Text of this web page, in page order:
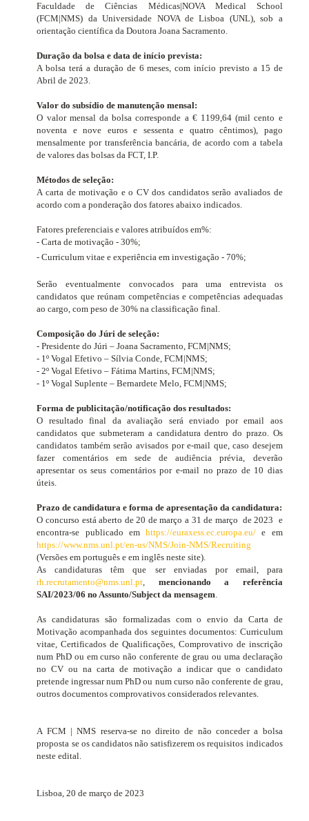
Faculdade de Ciências Médicas|NOVA Medical School
(FCM|NMS) da Universidade NOVA de Lisboa (UNL), sob a
orientação científica da Doutora Joana Sacramento.
Duração da bolsa e data de início prevista:
A bolsa terá a duração de 6 meses, com início previsto a 15 de
Abril de 2023.
Valor do subsídio de manutenção mensal:
O valor mensal da bolsa corresponde a € 1199,64 (mil cento e
noventa e nove euros e sessenta e quatro cêntimos), pago
mensalmente por transferência bancária, de acordo com a tabela
de valores das bolsas da FCT, I.P.
Métodos de seleção:
A carta de motivação e o CV dos candidatos serão avaliados de
acordo com a ponderação dos fatores abaixo indicados.
Fatores preferenciais e valores atribuídos em%:
- Carta de motivação - 30%;
- Curriculum vitae e experiência em investigação - 70%;
Serão eventualmente convocados para uma entrevista os
candidatos que reúnam competências e competências adequadas
ao cargo, com peso de 30% na classificação final.
Composição do Júri de seleção:
- Presidente do Júri – Joana Sacramento, FCM|NMS;
- 1º Vogal Efetivo – Sílvia Conde, FCM|NMS;
- 2º Vogal Efetivo – Fátima Martins, FCM|NMS;
- 1º Vogal Suplente – Bernardete Melo, FCM|NMS;
Forma de publicitação/notificação dos resultados:
O resultado final da avaliação será enviado por email aos
candidatos que submeteram a candidatura dentro do prazo. Os
candidatos também serão avisados ​​por e-mail que, caso desejem
fazer comentários em sede de audiência prévia, deverão
apresentar os seus comentários por e-mail no prazo de 10 dias
úteis.
Prazo de candidatura e forma de apresentação da candidatura:
O concurso está aberto de 20 de março a 31 de março de 2023 e
encontra-se publicado emhttps://euraxess.ec.europa.eu/ e em
https://www.nms.unl.pt/en-us/NMS/Join-NMS/Recruiting
(Versões em português e em inglês neste site).
As candidaturas têm que ser enviadas por email, para
rh.recrutamento@nms.unl.pt, mencionando a referência
SAI/2023/06 no Assunto/Subject da mensagem.
As candidaturas são formalizadas com o envio da Carta de
Motivação acompanhada dos seguintes documentos: Curriculum
vitae, Certificados de Qualificações, Comprovativo de inscrição
num PhD ou em curso não conferente de grau ou uma declaração
no CV ou na carta de motivação a indicar que o candidato
pretende ingressar num PhD ou num curso não conferente de grau,
outros documentos comprovativos considerados relevantes.
A FCM | NMS reserva-se no direito de não conceder a bolsa
proposta se os candidatos não satisfizerem os requisitos indicados
neste edital.
Lisboa, 20 de março de 2023